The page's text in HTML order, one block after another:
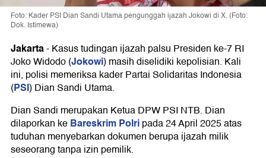
Foto: Kader PSI Dian Sandi Utama pengunggah ijazah Jokowi di X. (Foto:
Dok. Istimewa)
Jakarta-Kasus tudingan ijazah palsu Presiden ke-7 RI
Joko Widodo (Jokowi) masih diselidiki kepolisian. Kali
ini, polisi memeriksa kader Partai Solidaritas Indonesia
(PSI) Dian Sandi Utama.
Dian Sandi merupakan Ketua DPW PSI NTB. Dian
dilaporkan keBareskrim Polripada 24 April 2025 atas
tuduhan menyebarkan dokumen berupa ijazah milik
seseorang tanpa izin pemilik.